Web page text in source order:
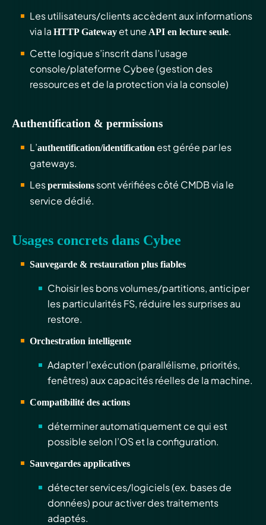
Les utilisateurs/clients accèdent aux informations
via la HTTP Gateway et une API en lecture seule.
Cette logique s’inscrit dans l’usage
console/plateforme Cybee (gestion des
ressources et de la protection via la console)
Authentification & permissions
L’authentification/identification est gérée par les
gateways.
Lespermissions sont vérifiées côté CMDB via le
service dédié.
Usages concrets dans Cybee
Sauvegarde & restauration plus fiables
Choisir les bons volumes/partitions, anticiper
les particularités FS, réduire les surprises au
restore.
Orchestration intelligente
Adapter l’exécution (parallélisme, priorités,
fenêtres) aux capacités réelles de la machine.
Compatibilité des actions
déterminer automatiquement ce qui est
possible selon l’OS et la configuration.
Sauvegardes applicatives
détecter services/logiciels (ex. bases de
données) pour activer des traitements
adaptés.